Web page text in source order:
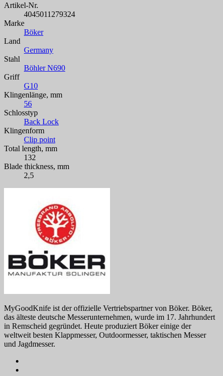
Artikel-Nr.
4045011279324
Marke
Böker
Land
Germany
Stahl
Böhler N690
Griff
G10
Klingenlänge, mm
56
Schlosstyp
Back Lock
Klingenform
Clip point
Total length, mm
132
Blade thickness, mm
2,5
MyGoodKnife ist der offizielle Vertriebspartner von Böker. Böker,
das älteste deutsche Messerunternehmen, wurde im 17. Jahrhundert
in Remscheid gegründet. Heute produziert Böker einige der
weltweit besten Klappmesser, Outdoormesser, taktischen Messer
und Jagdmesser.